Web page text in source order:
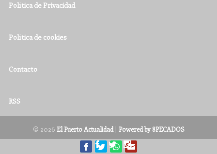
Política de Privacidad
Política de cookies
Contacto
RSS
© 2026 El Puerto Actualidad| Powered by 8PECADOS